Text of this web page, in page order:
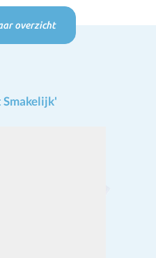
overzicht
Smakelijk'